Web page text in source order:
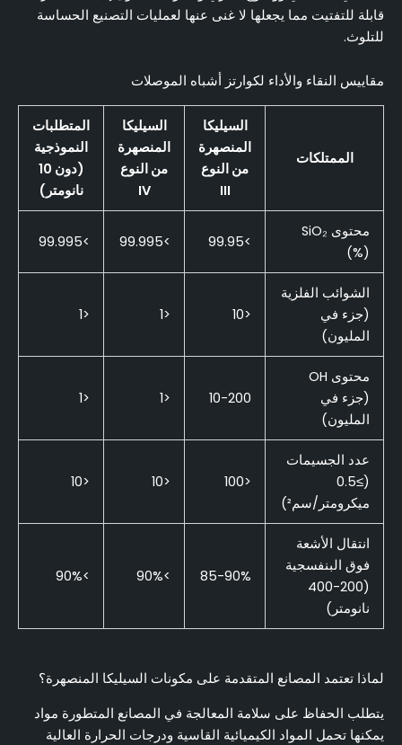
قابلة للتفتيت مما يجعلها لا غنى عنها لعمليات التصنيع الحساسة
للتلوث.
مقاييس النقاء والأداء لكوارتز أشباه الموصلات
الممتلكات
السيليكا
المنصهرة
من النوع
III
السيليكا
المنصهرة
من النوع
IV
المتطلبات
النموذجية
(دون 10
نانومتر)
محتوى SiO₂
(%)
>99.95
>99.995
>99.995
الشوائب الفلزية
(جزء في
المليون)
<10
<1
<1
محتوى OH
(جزء في
المليون)
10-200
<1
<1
عدد الجسيمات
(≥0.5
ميكرومتر/سم²)
<100
<10
<10
انتقال الأشعة
فوق البنفسجية
(200-400
نانومتر)
85-90%
>90%
>90%
لماذا تعتمد المصانع المتقدمة على مكونات السيليكا المنصهرة؟
يتطلب الحفاظ على سلامة المعالجة في المصانع المتطورة مواد
يمكنها تحمل المواد الكيميائية القاسية ودرجات الحرارة العالية